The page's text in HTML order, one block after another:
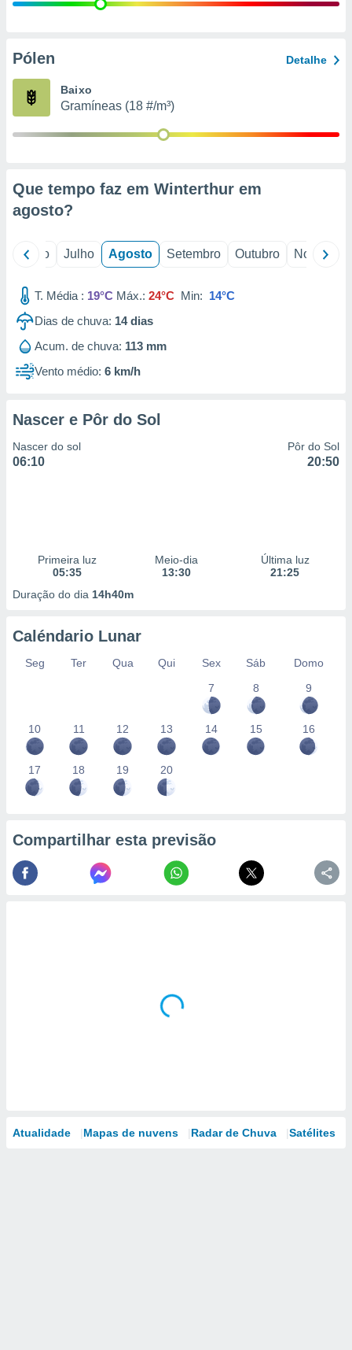
e
de
Pólen Detalhe
Baixo
Gramíneas (18 #/m³)
Que tempo faz em Winterthur em
agosto?
Junho Julho Agosto Setembro Outubro Novembro
T. Média : 19°C Máx.: 24°C Min: 14°C
Dias de chuva: 14dias
Acum. de chuva: 113 mm
Vento médio: 6 km/h
Nascer e Pôr do Sol
Nascer do sol
06:10
Pôr do Sol
20:50
Primeira luz
05:35
Meio-dia
13:30
Última luz
21:25
Duração do dia 14h40m
Caléndario Lunar
Seg Ter Qua Qui Sex Sáb
Domo
7
8 9
10 11 12 13 14 15 16
17 18 19 20
Compartilhar esta previsão
Atualidade Mapas de nuvens Radar de Chuva Satélites